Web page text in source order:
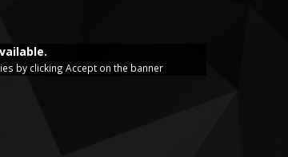
by clicking Accept on the banner